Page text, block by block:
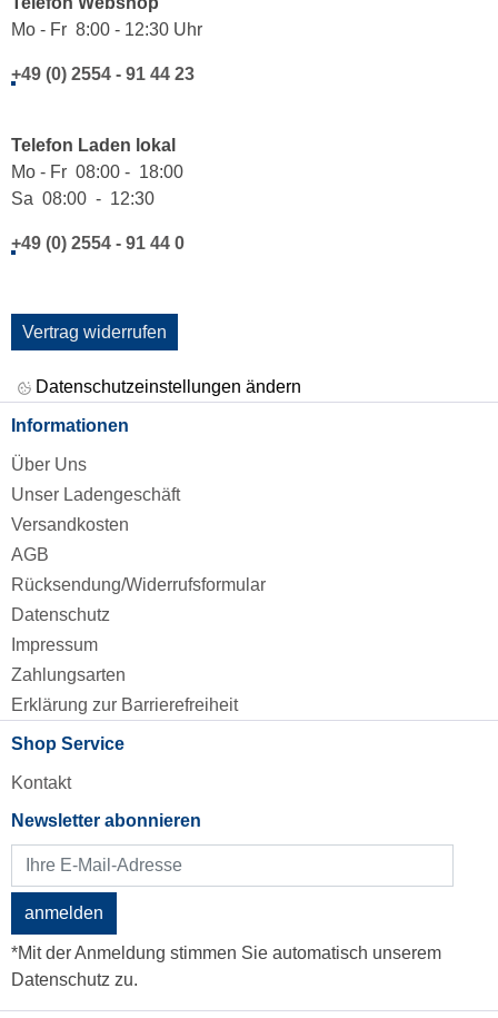
Mo - Fr 8:00 - 12:30 Uhr
+49 (0) 2554 - 91 44 23
Telefon Laden lokal
Mo - Fr 08:00 - 18:00
Sa 08:00 - 12:30
+49 (0) 2554 - 91 44 0
Vertrag widerrufen
Datenschutzeinstellungen ändern
Informationen
Über Uns
Unser Ladengeschäft
Versandkosten
AGB
Rücksendung/Widerrufsformular
Datenschutz
Impressum
Zahlungsarten
Erklärung zur Barrierefreiheit
Shop Service
Kontakt
Newsletter abonnieren
anmelden
*Mit der Anmeldung stimmen Sie automatisch unserem
Datenschutz zu.